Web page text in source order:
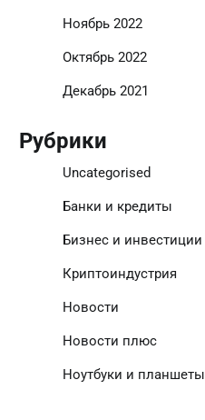
Ноябрь 2022
Октябрь 2022
Декабрь 2021
Рубрики
Uncategorised
Банки и кредиты
Бизнес и инвестиции
Криптоиндустрия
Новости
Новости плюс
Ноутбуки и планшеты